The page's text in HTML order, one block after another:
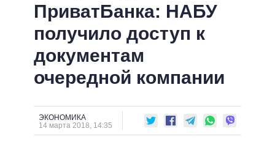
СОБЫТИЯ
СТАТЬИ
МНЕНИЯ
ОБЗОРЫ
ДАЙДЖЕСТЫ
ЭКОНОМИКА
ОБЩЕСТВО
ПОЛИТИКИ
ВСЕ ПОЛИТИКИ
ПРЕЗИДЕНТ И ОФИС
ВЕРХОВНАЯ РАДА
ГЛАВЫ ОБЛАДМИНИСТРАЦИЙ
МЭРЫ
ИНФОГРАФИКА
ВИДЕО
СРАВНЕНИЕ ПОЛИТИКОВ
ПриватБанка: НАБУ
получило доступ к
документам
очередной компании
ЭКОНОМИКА
14 марта 2018, 14:35